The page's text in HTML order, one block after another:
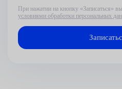
При нажатии на кнопку «Записаться»
условиями обработки персональных